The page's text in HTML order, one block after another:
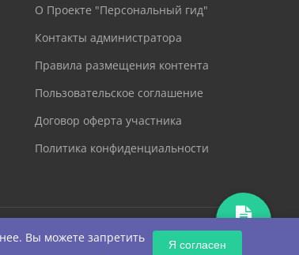
О Проекте "Персональный гид"
Контакты администратора
Правила размещения контента
Пользовательское соглашение
Договор оферта участника
Политика конфиденциальности
Вы можете запретить
Я согласен
ЗАПРОС